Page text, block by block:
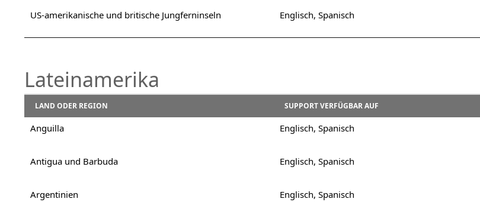
US-amerikanische und britische Jungferninseln
Englisch, Spanisch
Lateinamerika
LAND ODER REGION SUPPORT VERFÜGBAR AUF
Anguilla Englisch, Spanisch
Antigua und Barbuda
Englisch, Spanisch
Argentinien
Englisch, Spanisch